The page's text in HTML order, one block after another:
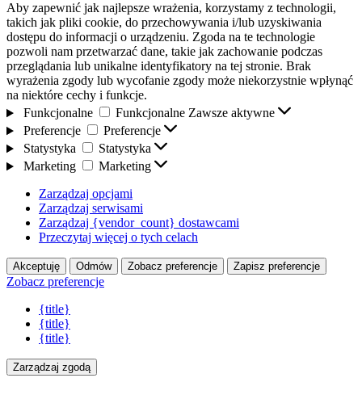
Aby zapewnić jak najlepsze wrażenia, korzystamy z technologii,
takich jak pliki cookie, do przechowywania i/lub uzyskiwania
dostępu do informacji o urządzeniu. Zgoda na te technologie
pozwoli nam przetwarzać dane, takie jak zachowanie podczas
przeglądania lub unikalne identyfikatory na tej stronie. Brak
wyrażenia zgody lub wycofanie zgody może niekorzystnie wpłynąć
na niektóre cechy i funkcje.
Funkcjonalne
Funkcjonalne Zawsze aktywne
Preferencje
Preferencje
Statystyka
Statystyka
Marketing
Marketing
Zarządzaj opcjami
Zarządzaj serwisami
Zarządzaj {vendor_count} dostawcami
Przeczytaj więcej o tych celach
Akceptuję Odmów Zobacz preferencje Zapisz preferencje
Zobacz preferencje
{title}
{title}
{title}
Zarządzaj zgodą